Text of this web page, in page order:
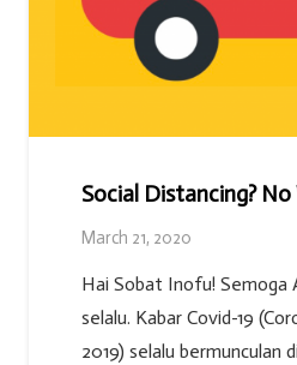
Social Distancing?
March 21, 2020
Hai Sobat Inofu! Semoga
selalu. Kabar Covid-19
2019) selalu bermunculan